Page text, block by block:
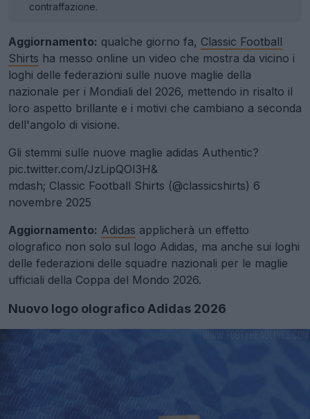
contraffazione.
Aggiornamento: qualche giorno fa, Classic Football
Shirts ha messo online un video che mostra da vicino i
loghi delle federazioni sulle nuove maglie della
nazionale per i Mondiali del 2026, mettendo in risalto il
loro aspetto brillante e i motivi che cambiano a seconda
dell'angolo di visione.
Gli stemmi sulle nuove maglie adidas Authentic?
pic.twitter.com/JzLipQOI3H&
mdash; Classic Football Shirts (@classicshirts) 6
novembre 2025
Aggiornamento: Adidas applicherà un effetto
olografico non solo sul logo Adidas, ma anche sui loghi
delle federazioni delle squadre nazionali per le maglie
ufficiali della Coppa del Mondo 2026.
Nuovo logo olografico Adidas 2026